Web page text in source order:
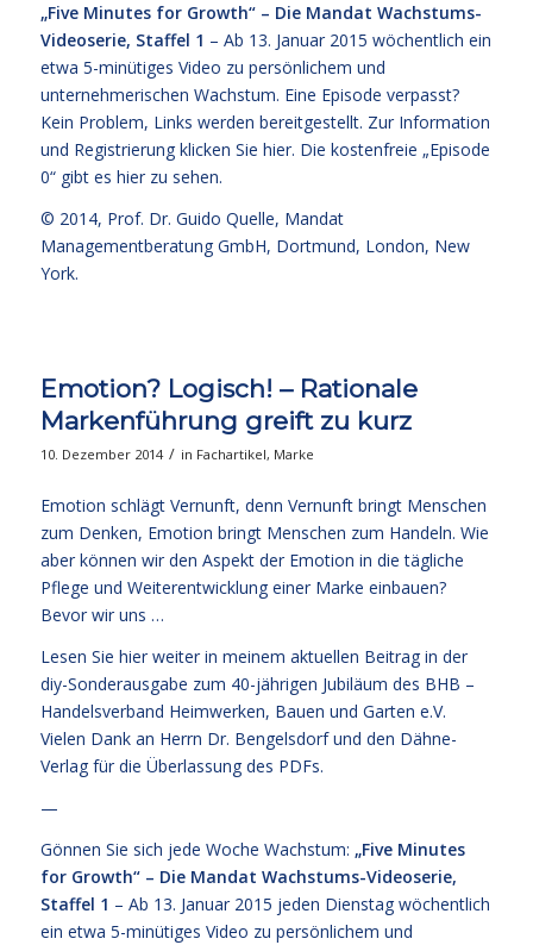
„Five Minutes for Growth“ – Die Mandat Wachstums-
Videoserie, Staffel 1 – Ab 13. Januar 2015 wöchentlich ein
etwa 5-minütiges Video zu persönlichem und
unternehmerischen Wachstum. Eine Episode verpasst?
Kein Problem, Links werden bereitgestellt. Zur Information
und Registrierung klicken Sie hier. Die kostenfreie „Episode
0“ gibt es hier zu sehen.
© 2014, Prof. Dr. Guido Quelle, Mandat
Managementberatung GmbH, Dortmund, London, New
York.
Emotion? Logisch! – Rationale
Markenführung greift zu kurz
10. Dezember 2014 / in Fachartikel, Marke
Emotion schlägt Vernunft, denn Vernunft bringt Menschen
zum Denken, Emotion bringt Menschen zum Handeln. Wie
aber können wir den Aspekt der Emotion in die tägliche
Pflege und Weiterentwicklung einer Marke einbauen?
Bevor wir uns …
Lesen Sie hier weiterin meinem aktuellen Beitrag in der
diy-Sonderausgabe zum 40-jährigen Jubiläum des BHB –
Handelsverband Heimwerken, Bauen und Garten e.V.
Vielen Dank an Herrn Dr. Bengelsdorf und den Dähne-
Verlag für die Überlassung des PDFs.
—
Gönnen Sie sich jede Woche Wachstum: „Five Minutes
for Growth“ – Die Mandat Wachstums-Videoserie,
Staffel 1 – Ab 13. Januar 2015 jeden Dienstag wöchentlich
ein etwa 5-minütiges Video zu persönlichem und